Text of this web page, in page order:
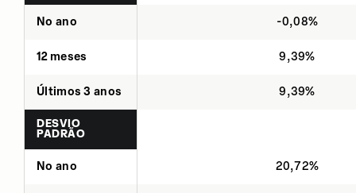
No ano -0,08%
12 meses 9,39%
Últimos 3 anos 9,39%
DESVIO
PADRÃO
No ano 20,72%